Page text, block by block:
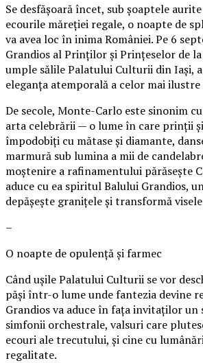
Se desfășoară încet, sub șoaptele
ecourile măreției regale, o noapte de
va avea loc în inima României. Pe 6
Grandios al Prinților și Prințeselor de
umple sălile Palatului Culturii din Iași,
eleganța atemporală a celor mai
De secole, Monte-Carlo este sinonim
arta celebrării — o lume în care prinții
împodobiți cu mătase și diamante,
marmură sub lumina a mii de
moștenire a rafinamentului părăsește
aduce cu ea spiritul Balului Grandios,
depășește granițele și transformă
–
O noapte de opulență și farmec
Când ușile Palatului Culturii se vor
păși într-o lume unde fantezia devine
Grandios va aduce în fața invitaților un
simfonii orchestrale, valsuri care
ecouri ale trecutului, și cine cu
regalitate.